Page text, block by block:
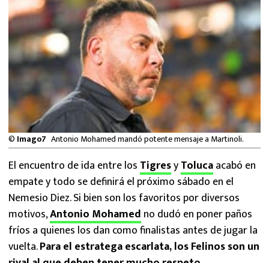
FÓRMULA 1
BOXEO
LIGA MX
NFL
© Imago7 Antonio Mohamed mandó potente mensaje a Martinoli.
El encuentro de ida entre los TigresyTolucaacabó en
empate y todo se definirá el próximo sábado en el
Nemesio Diez. Si bien son los favoritos por diversos
motivos,Antonio Mohamed no dudó en poner paños
fríos a quienes los dan como finalistas antes de jugar la
vuelta.Para el estratega escarlata, los Felinos son un